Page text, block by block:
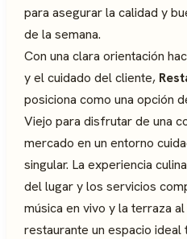
para asegurar la calidad y
de la semana.
Con una clara orientación
y el cuidado del cliente,
posiciona como una opción
Viejo para disfrutar de una
mercado en un entorno
singular. La experiencia
del lugar y los servicios
música en vivo y la terraza
restaurante un espacio ideal